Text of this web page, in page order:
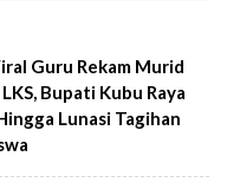
Guru Rekam Murid
Bupati Kubu Raya
Lunasi Tagihan